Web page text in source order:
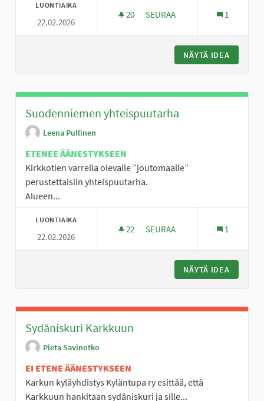
LUONTIAIKA
22.02.2026
20 20 SEURAAJAA
SEURAA 1
NÄYTÄ IDEA
Suodenniemen yhteispuutarha
Leena Pullinen
ETENEE ÄÄNESTYKSEEN
Kirkkotien varrella olevalle ”joutomaalle”
perustettaisiin yhteispuutarha.
Alueen...
LUONTIAIKA
22.02.2026
22 22 SEURAAJAA
SEURAA 1
NÄYTÄ IDEA
Sydäniskuri Karkkuun
Pieta Savinotko
EI ETENE ÄÄNESTYKSEEN
Karkun kyläyhdistys Kyläntupa ry esittää, että
Karkkuun hankitaan sydäniskuri ja sille...